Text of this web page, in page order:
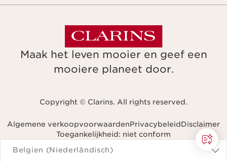
Maak het leven mooier en geef een
mooiere planeet door.
Copyright © Clarins. All rights reserved.
Algemene verkoopvoorwaardenPrivacybeleidDisclaimer
Toegankelijkheid: niet conform
Navigeren naar
Belgien (Niederländisch)